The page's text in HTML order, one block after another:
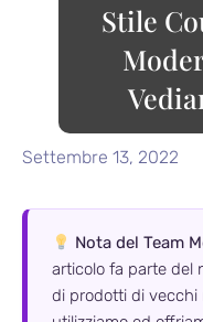
Stile
Settembre 13, 2022
Nota del Team
articolo fa parte del
di prodotti di vecchi